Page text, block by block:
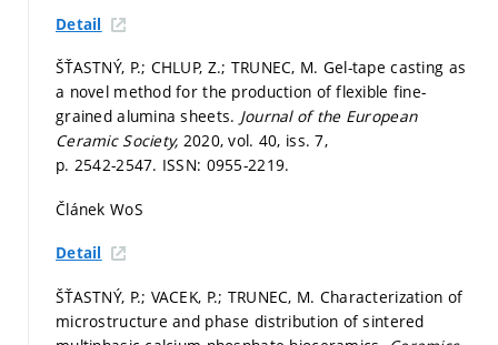
Detail
ŠŤASTNÝ, P.; CHLUP, Z.; TRUNEC, M. Gel-tape casting as
a novel method for the production of flexible fine-
grained alumina sheets. Journal of the European
Ceramic Society, 2020, vol. 40, iss. 7,
p. 2542-2547. ISSN: 0955-2219.
Článek WoS
Detail
ŠŤASTNÝ, P.; VACEK, P.; TRUNEC, M. Characterization of
microstructure and phase distribution of sintered